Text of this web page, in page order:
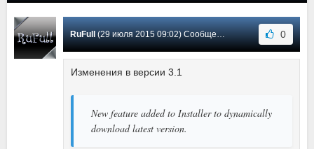
RuFull(29 июля 2015 09:02) Сообщение #13 0
Изменения в версии 3.1
New feature added to Installer to dynamically
download latest version.